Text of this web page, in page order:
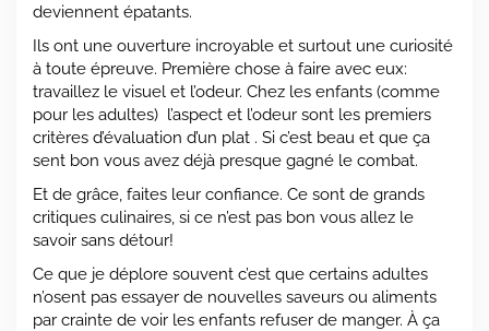
deviennent épatants.
Ils ont une ouverture incroyable et surtout une curiosité
à toute épreuve. Première chose à faire avec eux:
travaillez le visuel et l’odeur. Chez les enfants (comme
pour les adultes) l’aspect et l’odeur sont les premiers
critères d’évaluation d’un plat . Si c’est beau et que ça
sent bon vous avez déjà presque gagné le combat.
Et de grâce, faites leur confiance. Ce sont de grands
critiques culinaires, si ce n’est pas bon vous allez le
savoir sans détour!
Ce que je déplore souvent c’est que certains adultes
n’osent pas essayer de nouvelles saveurs ou aliments
par crainte de voir les enfants refuser de manger. À ça